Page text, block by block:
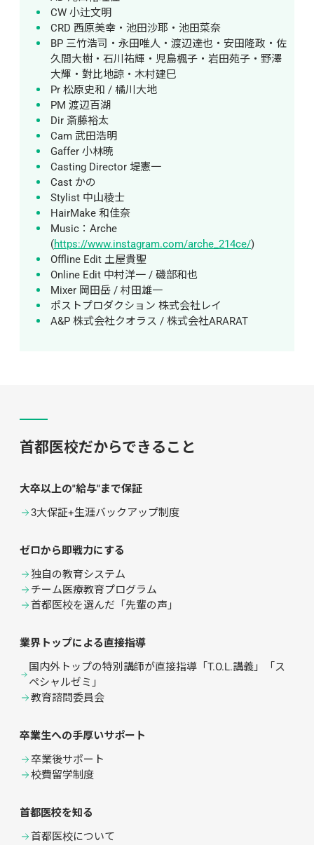
CW 小辻文明
CRD 西原美幸・池田沙耶・池田菜奈
BP 三竹浩司・永田唯人・渡辺達也・安田隆政・佐
久間大樹・石川祐輝・児島楓子・岩田苑子・野澤
大輝・對比地諒・木村建巳
Pr 松原史和 / 橘川大地
PM 渡辺百湖
Dir 斎藤裕太
Cam 武田浩明
Gaffer 小林暁
Casting Director 堤憲一
Cast かの
Stylist 中山稜士
HairMake 和佳奈
Music：Arche
(https://www.instagram.com/arche_214ce/)
Offline Edit 土屋貴聖
Online Edit 中村洋一 / 磯部和也
Mixer 岡田岳 / 村田雄一
ポストプロダクション 株式会社レイ
A&P 株式会社クオラス / 株式会社ARARAT
首都医校だからできること
大卒以上の"給与"まで保証
3大保証+生涯バックアップ制度
ゼロから即戦力にする
独自の教育システム
チーム医療教育プログラム
首都医校を選んだ「先輩の声」
業界トップによる直接指導
国内外トップの特別講師が直接指導「T.O.L.講義」「ス
ペシャルゼミ」
教育諮問委員会
卒業生への手厚いサポート
卒業後サポート
校費留学制度
首都医校を知る
首都医校について